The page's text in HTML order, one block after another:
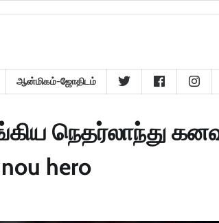
ஆன்மிகம்-ஜோதிடம்
நெதர்லாந்து
hero